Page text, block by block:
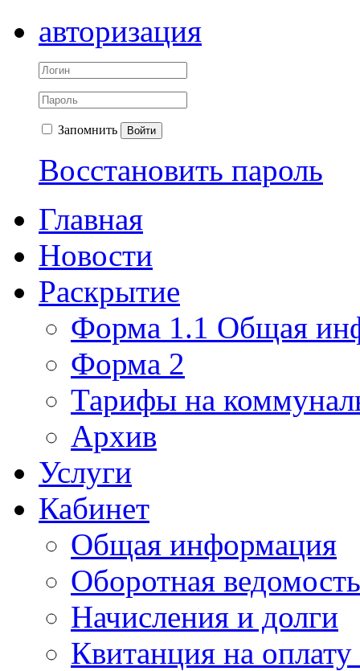
авторизация
Запомнить Войти
Восстановить пароль
Главная
Новости
Раскрытие
Форма 1.1 Общая
Форма 2
Тарифы на
Архив
Услуги
Кабинет
Общая информация
Оборотная ведомость
Начисления и долги
Квитанция на